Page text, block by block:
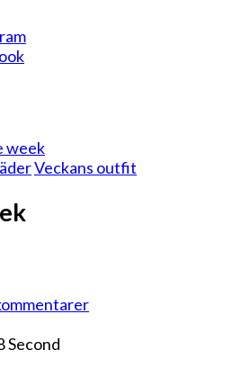
week
Veckans outfit
the
Second